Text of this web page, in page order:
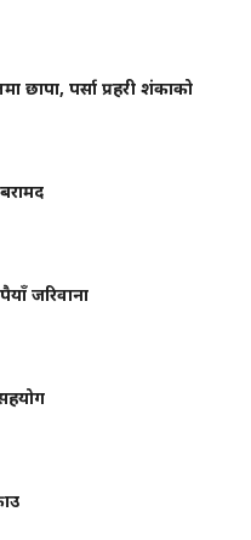
छापा, पर्सा प्रहरी शंकाको
जरिवाना